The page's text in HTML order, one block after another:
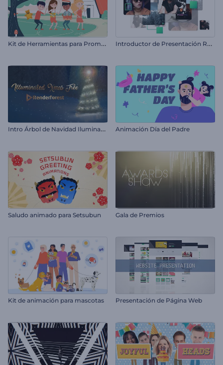
K
it de Herramientas para Promos Infantiles I
ntroductor de Presentación Rápida
I
ntro Árbol de Navidad Iluminado Animación Día del Padre
Saludo animado para Setsubun Gala de Premios
Kit de animación para mascotas Presentación de Página Web